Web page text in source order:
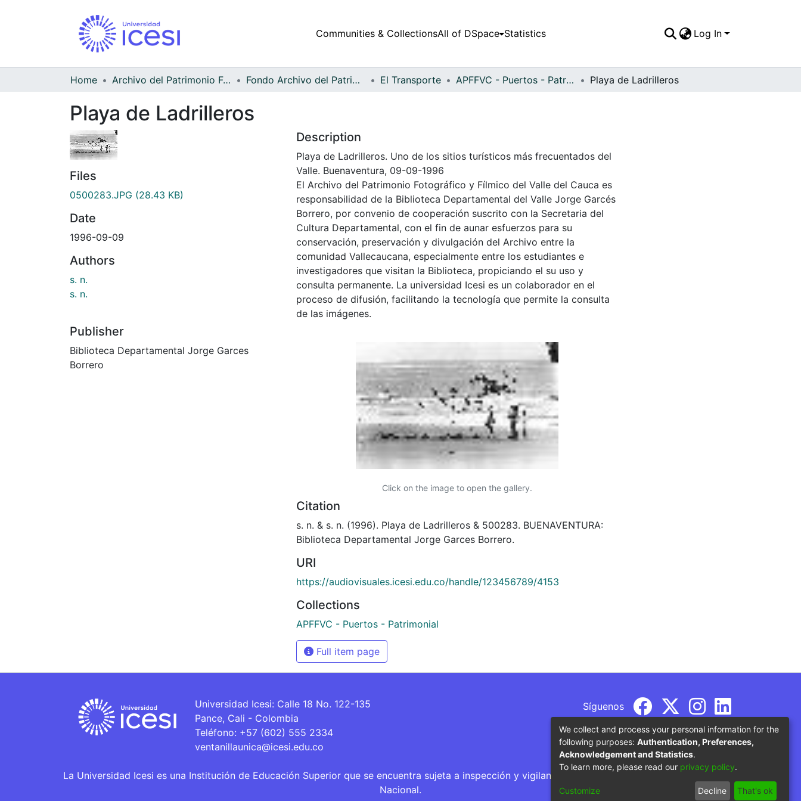
Communities & CollectionsAll of DSpace Statistics Log In
Home Archivo del Patrimonio Fotográfico y Fílmico del Valle del Cauca Fondo Archivo del Patrimonio Fotográfico y Fílmico del Valle del Cauca El Transporte APFFVC - Puertos - Patrimonial Playa de Ladrilleros
Playa de Ladrilleros
Files
0500283.JPG (28.43 KB)
Date
1996-09-09
Authors
s. n.
s. n.
Publisher
Biblioteca Departamental Jorge Garces
Borrero
Description
Playa de Ladrilleros. Uno de los sitios turísticos más frecuentados del
Valle. Buenaventura, 09-09-1996
El Archivo del Patrimonio Fotográfico y Fílmico del Valle del Cauca es
responsabilidad de la Biblioteca Departamental del Valle Jorge Garcés
Borrero, por convenio de cooperación suscrito con la Secretaria del
Cultura Departamental, con el fin de aunar esfuerzos para su
conservación, preservación y divulgación del Archivo entre la
comunidad Vallecaucana, especialmente entre los estudiantes e
investigadores que visitan la Biblioteca, propiciando el su uso y
consulta permanente. La universidad Icesi es un colaborador en el
proceso de difusión, facilitando la tecnología que permite la consulta
de las imágenes.
Click on the image to open the gallery.
Citation
s. n. & s. n. (1996). Playa de Ladrilleros & 500283. BUENAVENTURA:
Biblioteca Departamental Jorge Garces Borrero.
URI
https://audiovisuales.icesi.edu.co/handle/123456789/4153
Collections
APFFVC - Puertos - Patrimonial
Full item page
Universidad Icesi: Calle 18 No. 122-135
Pance, Cali - Colombia
Teléfono: +57 (602) 555 2334
ventanillaunica@icesi.edu.co
Síguenos
La Universidad Icesi es una Institución de Educación Superior que se encuentra sujeta a inspección y vigilancia por parte del Ministerio de Educación
Nacional.
We collect and process your personal information for the
following purposes: Authentication, Preferences,
Acknowledgement and Statistics.
To learn more, please read our privacy policy.
Customize Decline That's ok